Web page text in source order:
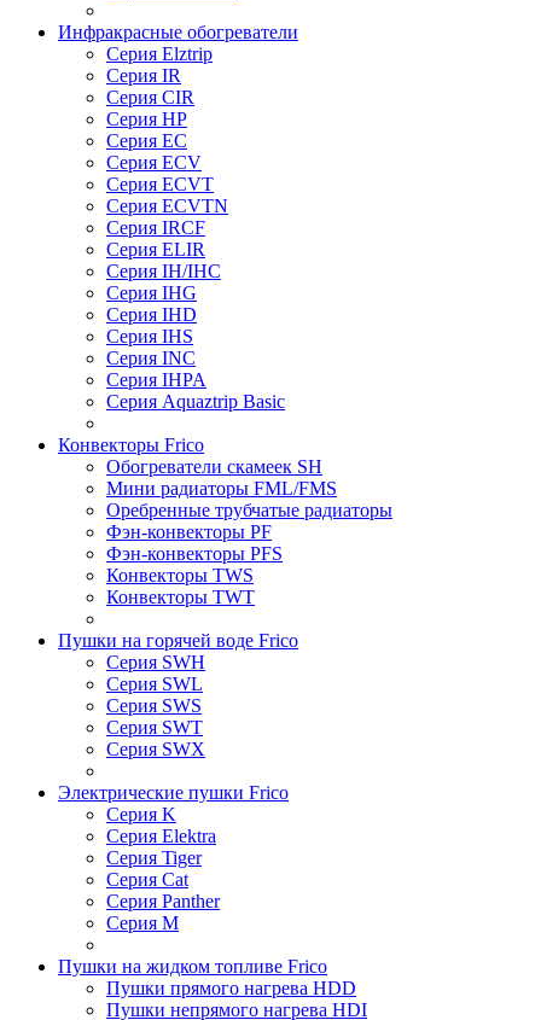
Инфракрасные обогреватели
Серия Elztrip
Серия IR
Серия CIR
Серия HP
Серия EC
Серия ECV
Серия ECVT
Серия ECVTN
Серия IRCF
Серия ELIR
Серия IH/IHC
Серия IHG
Серия IHD
Серия IHS
Серия INC
Серия IHPA
Серия Aquaztrip Basic
Конвекторы Frico
Обогреватели скамеек SH
Мини радиаторы FML/FMS
Оребренные трубчатые радиаторы
Фэн-конвекторы PF
Фэн-конвекторы PFS
Конвекторы TWS
Конвекторы TWT
Пушки на горячей воде Frico
Серия SWH
Серия SWL
Серия SWS
Серия SWT
Серия SWX
Электрические пушки Frico
Серия K
Серия Elektra
Серия Tiger
Серия Cat
Серия Panther
Серия M
Пушки на жидком топливе Frico
Пушки прямого нагрева HDD
Пушки непрямого нагрева HDI